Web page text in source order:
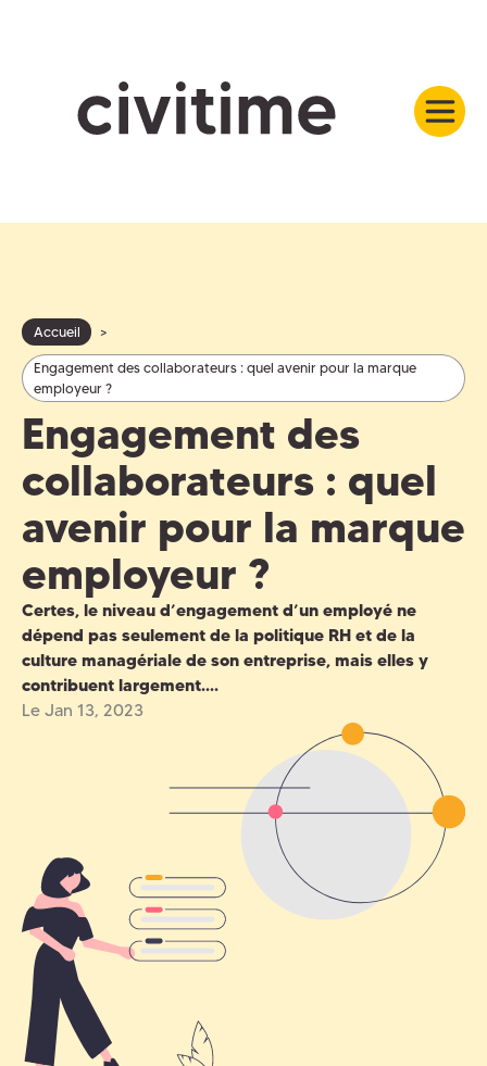
Accueil >
Engagement des collaborateurs : quel avenir pour la marque
employeur ?
Engagement des
collaborateurs : quel
avenir pour la marque
employeur ?
Certes, le niveau d’engagement d’un employé ne
dépend pas seulement de la politique RH et de la
culture managériale de son entreprise, mais elles y
contribuent largement....
Le Jan 13, 2023